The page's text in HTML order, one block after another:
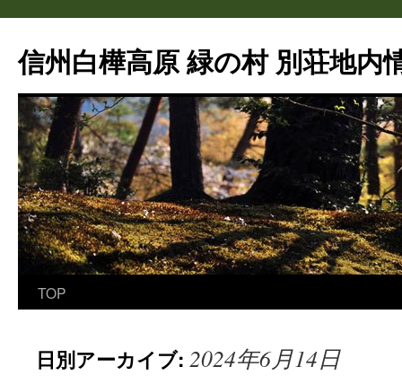
信州白樺高原 緑の村 別荘地内
コTOP
日別アーカイブ: 2024年6月14日